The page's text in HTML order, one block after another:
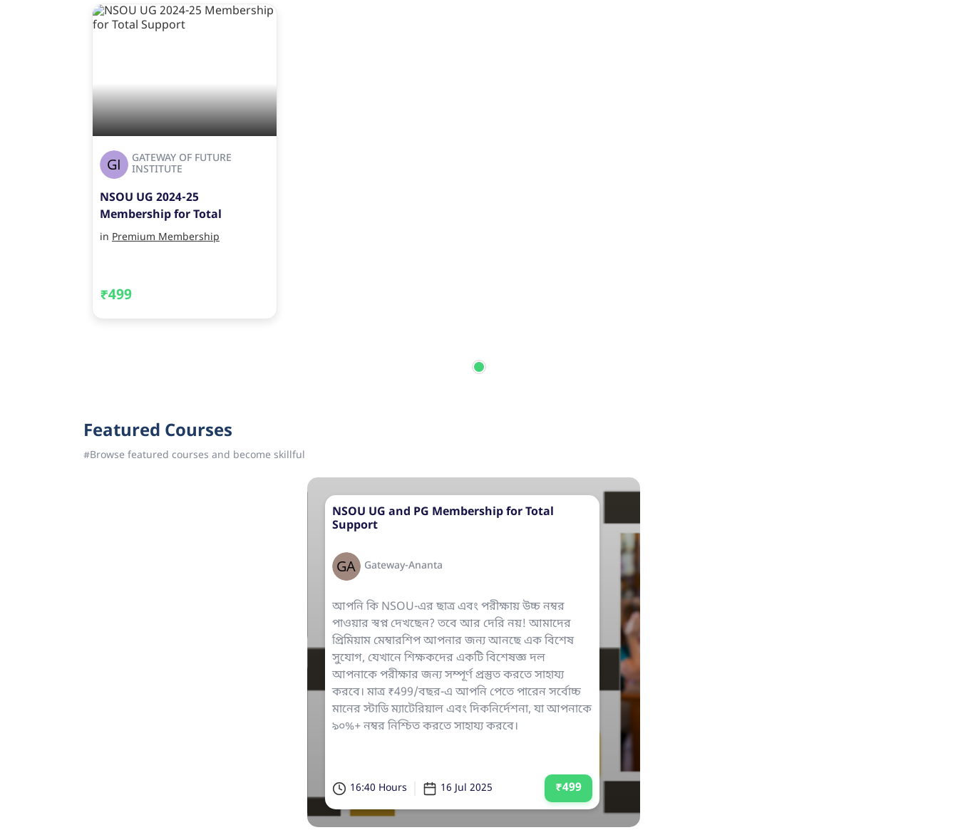
GATEWAY OF FUTURE
INSTITUTE
NSOU UG 2024-25
Membership for Total
Support
in Premium Membership
₹499
Featured Courses
#Browse featured courses and become skillful
NSOU UG and PG Membership for Total
Support
Gateway-Ananta
আপনি কি NSOU-এর ছাত্র এবং পরীক্ষায় উচ্চ নম্বর
পাওয়ার স্বপ্ন দেখছেন? তবে আর দেরি নয়! আমাদের
প্রিমিয়াম মেম্বারশিপ আপনার জন্য আনছে এক বিশেষ
সুযোগ, যেখানে শিক্ষকদের একটি বিশেষজ্ঞ দল
আপনাকে পরীক্ষার জন্য সম্পূর্ণ প্রস্তুত করতে সাহায্য
করবে। মাত্র ₹499/বছর-এ আপনি পেতে পারেন সর্বোচ্চ
মানের স্টাডি ম্যাটেরিয়াল এবং দিকনির্দেশনা, যা আপনাকে
৯০%+ নম্বর নিশ্চিত করতে সাহায্য করবে।
16:40 Hours 16 Jul 2025 ₹499